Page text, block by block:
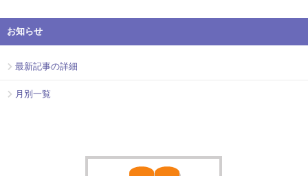
お知らせ
最新記事の詳細
月別一覧